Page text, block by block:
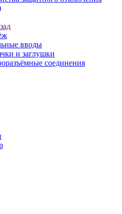
вводы
и заглушки
соединения